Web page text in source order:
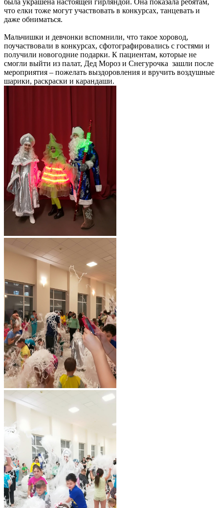
была украшена настоящей гирляндой. Она показала ребятам,
что елки тоже могут участвовать в конкурсах, танцевать и
даже обниматься.
Мальчишки и девчонки вспомнили, что такое хоровод,
поучаствовали в конкурсах, сфотографировались с гостями и
получили новогодние подарки. К пациентам, которые не
смогли выйти из палат, Дед Мороз и Снегурочка зашли после
мероприятия – пожелать выздоровления и вручить воздушные
шарики, раскраски и карандаши.